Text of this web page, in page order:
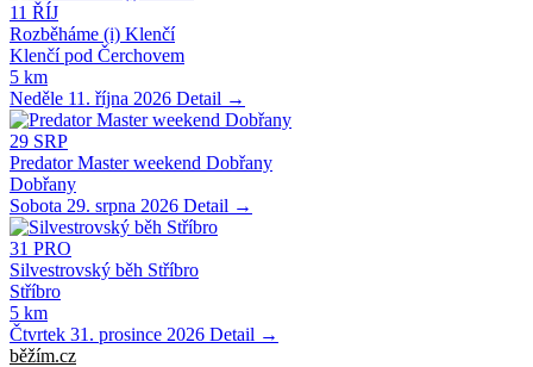
11 ŘÍJ
Rozběháme (i) Klenčí
Klenčí pod Čerchovem
5 km
Neděle 11. října 2026 Detail →
29 SRP
Predator Master weekend Dobřany
Dobřany
Sobota 29. srpna 2026 Detail →
31 PRO
Silvestrovský běh Stříbro
Stříbro
5 km
Čtvrtek 31. prosince 2026 Detail →
běžím.cz